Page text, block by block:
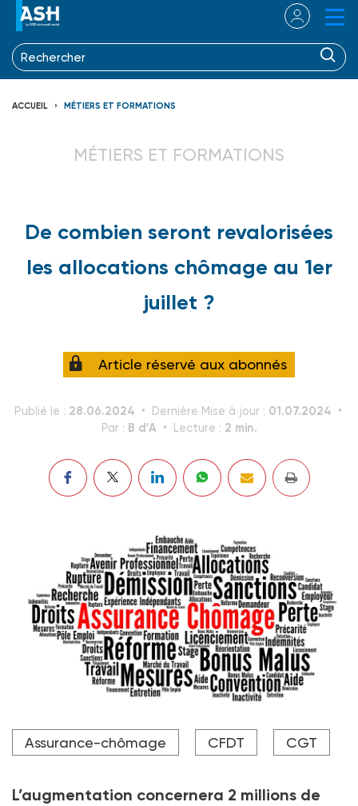
ACCUEIL MÉTIERS ET FORMATIONS
MÉTIERS ET FORMATIONS
De combien seront revalorisées
les allocations chômage au 1er
juillet ?
Article réservé aux abonnés
Publié le : 28.06.2024 Dernière Mise à jour : 01.07.2024
Par : B d'A Lecture : 2 min.
Le montant journalier d’indemnité doit passer de 31,59
€ à 31 ,97 € pour l’allocation plancher.
Assurance-chômage CFDT CGT
L’augmentation concernera 2 millions de